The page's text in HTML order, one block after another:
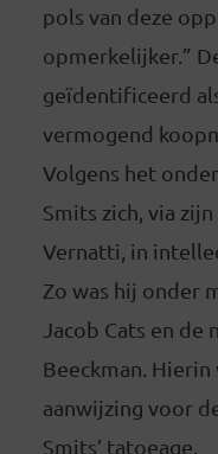
pols van deze
opmerkelijker.”
geïdentificeerd
vermogend
Volgens het
Smits zich, via
Vernatti, in
Zo was hij onder
Jacob Cats en de
Beeckman. Hierin
aanwijzing voor
Smits’ tatoeage.